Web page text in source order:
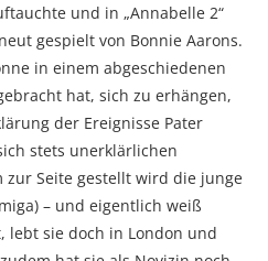
und in „Annabelle 2“
gespielt von Bonnie Aarons.
in einem abgeschiedenen
hat, sich zu erhängen,
der Ereignisse Pater
stets unerklärlichen
zur Seite gestellt wird die junge
– und eigentlich weiß
lebt sie doch in London und